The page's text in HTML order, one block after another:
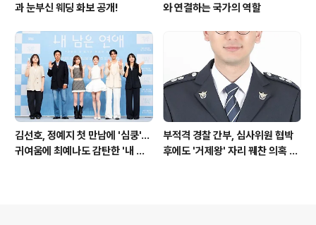
과 눈부신 웨딩 화보 공개!
와 연결하는 국가의 역할
김선호, 정예지 첫 만남에 '심쿵'…
귀여움에 최예나도 감탄한 '내 남
부적격 경찰 간부, 심사위원 협박
후에도 '거제왕' 자리 꿰찬 의혹 진